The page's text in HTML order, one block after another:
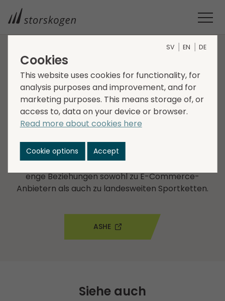
UNTERNEHMEN IM GESCHÄFTS­BEREICH TRADE
ASHE
Die Tochter­gesell­schaften von ASHE verkaufen und
vertreiben Bekleidung, Schuhe und Ausrüstung im
Sport- und Freizeitsegment auf dem nordischen
Markt. Das Unternehmen hat die Vertriebsrechte für
bekannte Marken in seiner Nische und unterhält
enge Beziehungen sowohl zu E-Commerce-
Anbietern als auch zu landesweiten Sportketten.
ASHE
Siehe auch
SV EN DE
Cookies
This website uses cookies for functionality, for
analysis purposes and improvement, and for
marketing purposes. This means storage of, or
access to, data on your device or browser.
Read more about cookies here
Cookie options Accept